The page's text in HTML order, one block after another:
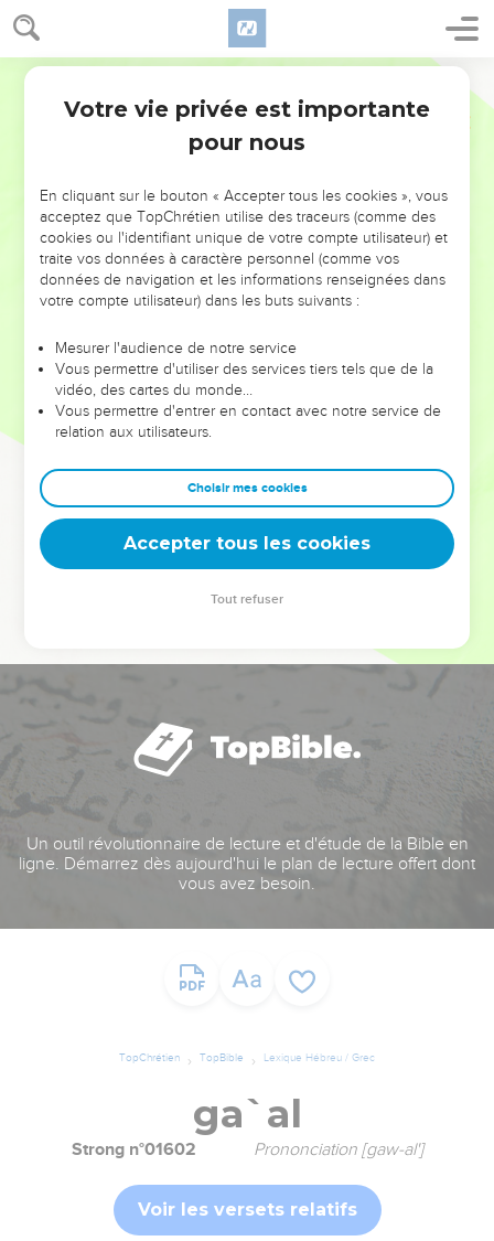
NE MANQUEZ PAS L’ÉVÉNEMENT
DE L’ANNÉE !
ET SI LEURS ERREURS POUVAIENT VOUS ÉVITER LES
VOTRES ?
leur foi ou leur vision. Mais on voit moins les doutes, les erreurs
et les saisons difficiles qu'ils ont traversés, alors même que ce
sont elles qui les ont façonnés.
Dans cette conférence, leaders, entrepreneurs, et responsables
clés pour avancer avec plus de sagesse afin que leurs erreurs
deviennent vos tremplins. Que vous guidiez un ministère, une
équipe, un groupe ou une famille, leur expérience est faite
Un outil révolutionnaire de lecture et d'étude de la Bible en
ligne. Démarrez dès aujourd'hui le plan de lecture offert dont
vous avez besoin.
TopChrétien TopBible Lexique Hébreu / Grec
ga`al
Strong n°01602 Prononciation [gaw-al']
Voir les versets relatifs
Votre vie privée est importante
pour nous
En cliquant sur le bouton « Accepter tous les cookies », vous
acceptez que TopChrétien utilise des traceurs (comme des
cookies ou l'identifiant unique de votre compte utilisateur) et
traite vos données à caractère personnel (comme vos
données de navigation et les informations renseignées dans
votre compte utilisateur) dans les buts suivants :
Mesurer l'audience de notre service
Vous permettre d'utiliser des services tiers tels que de la
vidéo, des cartes du monde…
Vous permettre d'entrer en contact avec notre service de
relation aux utilisateurs.
Choisir mes cookies
Accepter tous les cookies
Tout refuser